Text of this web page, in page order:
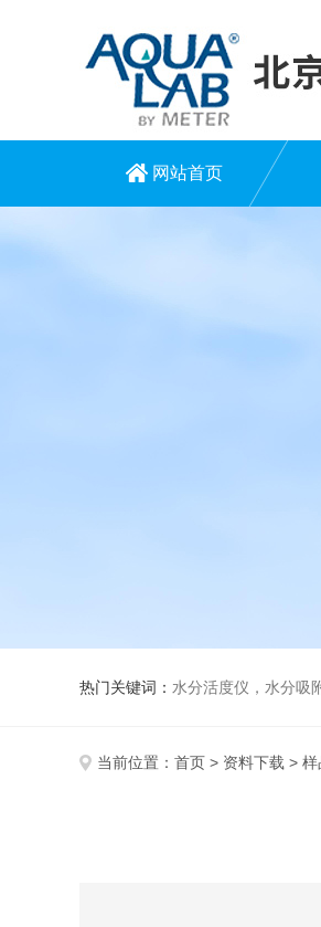
网站首页
热门关键词： 水分活度仪，水分吸
当前位置： 首页 > 资料下载 > 样